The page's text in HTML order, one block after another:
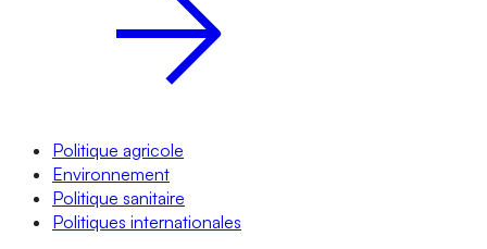
Politique agricole
Environnement
Politique sanitaire
Politiques internationales